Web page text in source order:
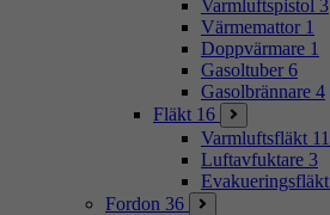
Varmluftspistol 3
Värmemattor 1
Doppvärmare 1
Gasoltuber 6
Gasolbrännare 4
Fläkt 16
Varmluftsfläkt 11
Luftavfuktare 3
Evakueringsfläkt
Fordon 36